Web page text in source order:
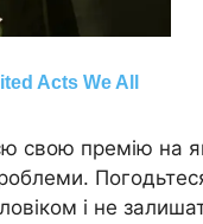
свою премію на
і не